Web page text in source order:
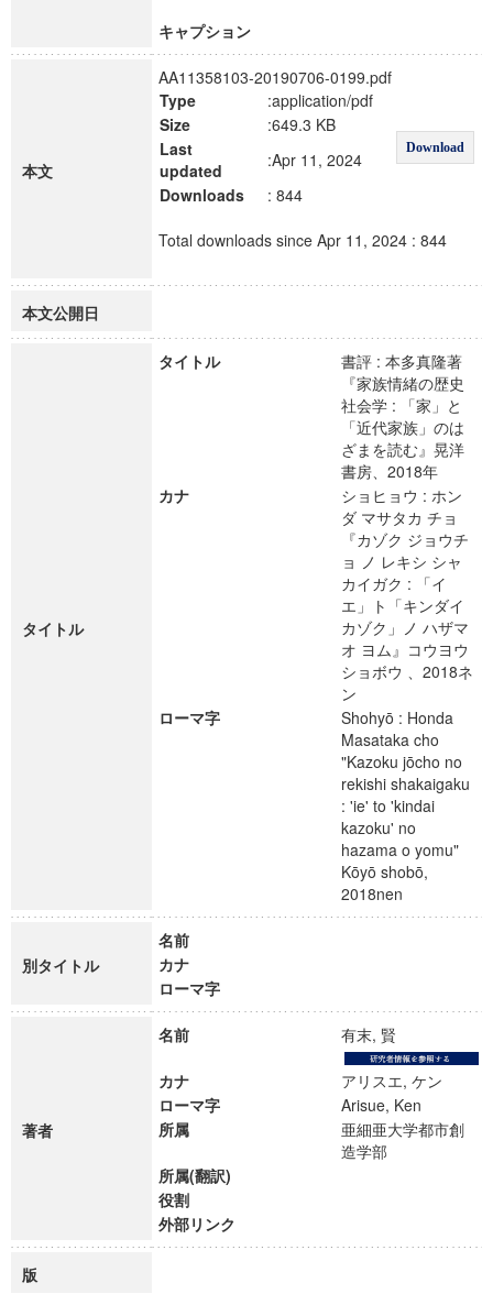
キャプション
本文
AA11358103-20190706-0199.pdf
Type
:application/pdf
Download
Size
:649.3 KB
Last
updated
:Apr 11, 2024
Downloads
: 844
Total downloads since Apr 11, 2024 : 844
本文公開日
タイトル
タイトル
書評 : 本多真隆著
『家族情緒の歴史
社会学 : 「家」と
「近代家族」のは
ざまを読む』晃洋
書房、2018年
カナ
ショヒョウ : ホン
ダ マサタカ チョ
『カゾク ジョウチ
ョ ノ レキシ シャ
カイガク : 「イ
エ」ト「キンダイ
カゾク」ノ ハザマ
オ ヨム』コウヨウ
ショボウ 、2018ネ
ン
ローマ字
Shohyō : Honda
Masataka cho
"Kazoku jōcho no
rekishi shakaigaku
: 'ie' to 'kindai
kazoku' no
hazama o yomu"
Kōyō shobō,
2018nen
別タイトル
名前
カナ
ローマ字
著者
名前 有末, 賢
カナ
アリスエ, ケン
ローマ字
Arisue, Ken
所属
亜細亜大学都市創
造学部
所属(翻訳)
役割
外部リンク
版